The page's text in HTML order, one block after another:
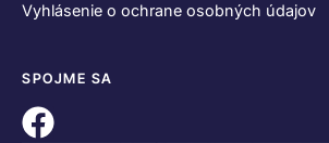
Vyhlásenie o ochrane osobných údajov
SPOJME SA